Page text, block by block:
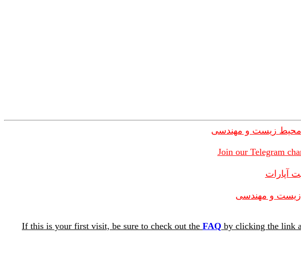
محیط زیست و مهندسی
Join our Telegram
آپارات
زیست و مهندسی
If this is your first visit, be sure to check out the FAQ by clicking the link